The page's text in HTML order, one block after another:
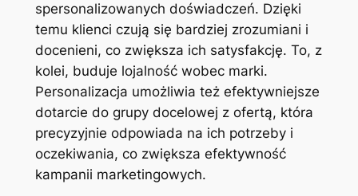
spersonalizowanych doświadczeń. Dzięki
temu klienci czują się bardziej zrozumiani i
docenieni, co zwiększa ich satysfakcję. To, z
kolei, buduje lojalność wobec marki.
Personalizacja umożliwia też efektywniejsze
dotarcie do grupy docelowej z ofertą, która
precyzyjnie odpowiada na ich potrzeby i
oczekiwania, co zwiększa efektywność
kampanii marketingowych.